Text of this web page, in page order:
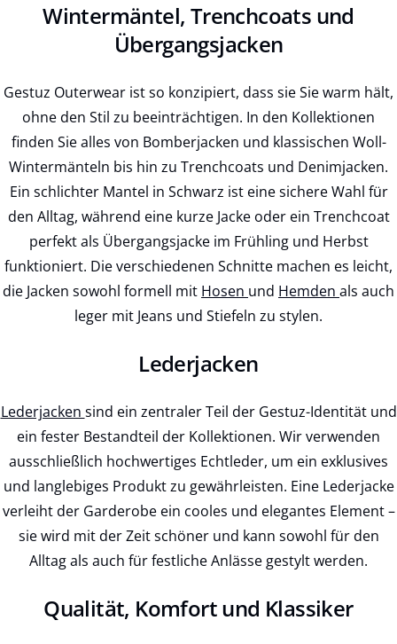
Wintermäntel, Trenchcoats und
Übergangsjacken
Gestuz Outerwear ist so konzipiert, dass sie Sie warm hält,
ohne den Stil zu beeinträchtigen. In den Kollektionen
finden Sie alles von Bomberjacken und klassischen Woll-
Wintermänteln bis hin zu Trenchcoats und Denimjacken.
Ein schlichter Mantel in Schwarz ist eine sichere Wahl für
den Alltag, während eine kurze Jacke oder ein Trenchcoat
perfekt als Übergangsjacke im Frühling und Herbst
funktioniert. Die verschiedenen Schnitte machen es leicht,
die Jacken sowohl formell mit Hosen und Hemden als auch
leger mit Jeans und Stiefeln zu stylen.
Lederjacken
Lederjacken sind ein zentraler Teil der Gestuz-Identität und
ein fester Bestandteil der Kollektionen. Wir verwenden
ausschließlich hochwertiges Echtleder, um ein exklusives
und langlebiges Produkt zu gewährleisten. Eine Lederjacke
verleiht der Garderobe ein cooles und elegantes Element –
sie wird mit der Zeit schöner und kann sowohl für den
Alltag als auch für festliche Anlässe gestylt werden.
Qualität, Komfort und Klassiker